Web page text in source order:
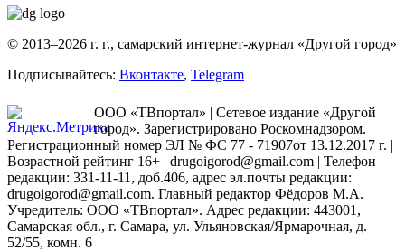
© 2013–2026 г. г., самарский интернет-журнал «Другой город»
Подписывайтесь: Вконтакте, Telegram
ООО «ТВпортал» | Сетевое издание «Другой
город». Зарегистрировано Роскомнадзором.
Регистрационный номер ЭЛ № ФС 77 - 71907от 13.12.2017 г. |
Возрастной рейтинг 16+ | drugoigorod@gmail.com | Телефон
редакции: 331-11-11, доб.406, адрес эл.почты редакции:
drugoigorod@gmail.com. Главный редактор Фёдоров М.А.
Учредитель: ООО «ТВпортал». Адрес редакции: 443001,
Самарская обл., г. Самара, ул. Ульяновская/Ярмарочная, д.
52/55, комн. 6